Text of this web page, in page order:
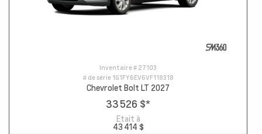
Inventaire # 27103
# de série 1G1FY6EV6VF118318
Chevrolet Bolt LT 2027
33 526 $*
Etait à
43 414 $